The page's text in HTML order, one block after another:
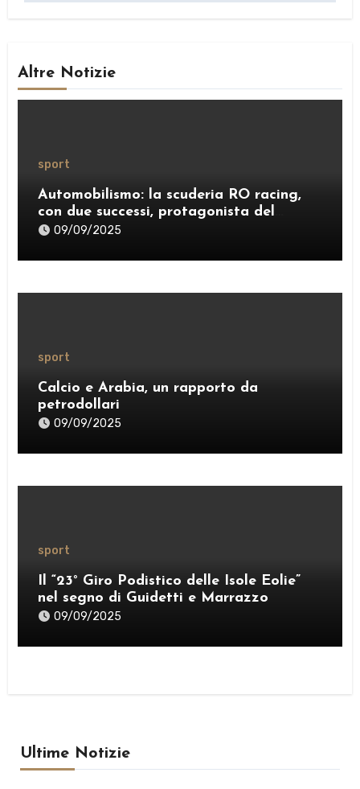
Altre Notizie
sport
Automobilismo: la scuderia RO racing,
con due successi, protagonista del
weekend
09/09/2025
sport
Calcio e Arabia, un rapporto da
petrodollari
09/09/2025
sport
Il “23° Giro Podistico delle Isole Eolie”
nel segno di Guidetti e Marrazzo
09/09/2025
Ultime Notizie